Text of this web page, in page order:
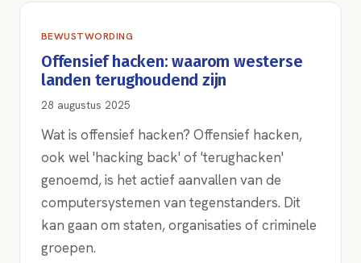
BEWUSTWORDING
Offensief hacken: waarom westerse
landen terughoudend zijn
28 augustus 2025
Wat is offensief hacken? Offensief hacken,
ook wel 'hacking back' of 'terughacken'
genoemd, is het actief aanvallen van de
computersystemen van tegenstanders. Dit
kan gaan om staten, organisaties of criminele
groepen.